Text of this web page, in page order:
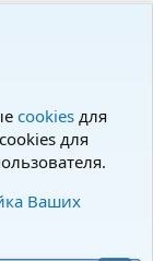
cookies для
для
Ваших